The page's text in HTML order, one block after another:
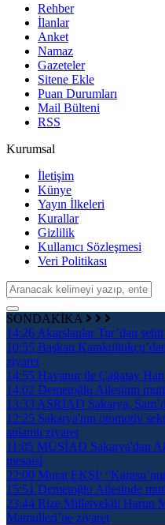
Rehber
İlanlar
Anket
Namaz
Gazeteler
Sitene Ekle
Puan Durumları
Mail Bülteni
RSS
Kurumsal
İletişim
Künye
Yayın İlkeleri
Kurallar
Gizlilik
Kullanıcı Sözleşmesi
Veri Politikası
SONDAKİKA
14:26 Akarslanlar Tur’dan
10:55 Başkan
ziyaret
14:55 Havanur ile Çağatay
14:02 Demetoğlu Ailesinin
13:33 ASRİAD Sakarya,
12:25 Sakarya'nın otomotiv
anlamlı ziyaret
11:05 MÜSİAD Sakarya'dan
mesaisi
22:00 Murat EKŞİ:
15:51 Demetoğlu Ailesinde
23:44 Rize Milletvekili Harun
Mamulleri’ne ziyaret